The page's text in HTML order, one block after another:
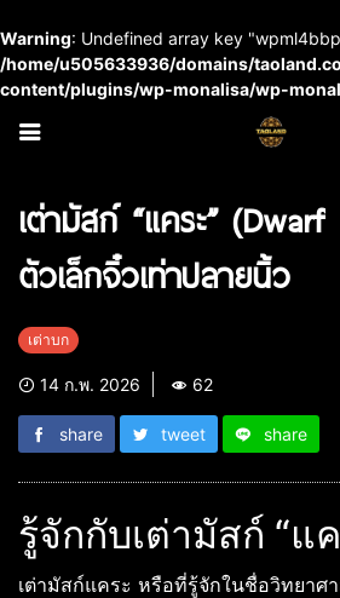
Warning: Undefined array key
/home/u505633936/domains/
content/plugins/wp-monalisa/wp-
เต่ามัสก์ “แคระ”
ตัวเล็กจิ๋วเท่าปลายนิ้ว
เต่าบก
14 ก.พ. 2026 62
share tweet share
รู้จักกับเต่ามัสก์ “แ
เต่ามัสก์แคระ หรือที่รู้จักในชื่อวิทยาศ